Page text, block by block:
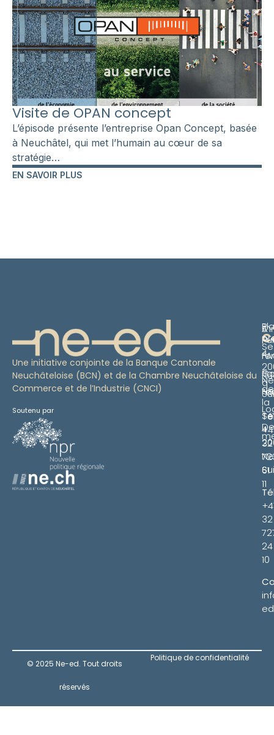
Visite de OPAN concept
L’épisode présente l’entreprise Opan Concept, basée
à Neuchâtel, qui met l’humain au cœur de sa
stratégie…
EN SAVOIR PLUS
Une initiative conjointe de la Banque Cantonale
Neuchâteloise (BCN) et de la Chambre Neuchâteloise du
Commerce et de l’Industrie (CNCI)
Soutenu par
de
la
4
32
24
10
4
32
61
11
Se
à
À
© 2025 Ne-ed. Tout droits
réservés
Politique de confidentialité